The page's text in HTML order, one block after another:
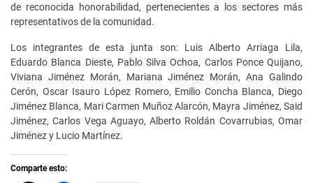
de reconocida honorabilidad, pertenecientes a los sectores más
representativos de la comunidad.
Los integrantes de esta junta son: Luis Alberto Arriaga Lila,
Eduardo Blanca Dieste, Pablo Silva Ochoa, Carlos Ponce Quijano,
Viviana Jiménez Morán, Mariana Jiménez Morán, Ana Galindo
Cerón, Oscar Isauro López Romero, Emilio Concha Blanca, Diego
Jiménez Blanca, Mari Carmen Muñoz Alarcón, Mayra Jiménez, Said
Jiménez, Carlos Vega Aguayo, Alberto Roldán Covarrubias, Omar
Jiménez y Lucio Martínez.
Comparte esto: